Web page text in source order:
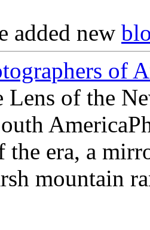
added new
of
Lens of the
the era, a
mountain